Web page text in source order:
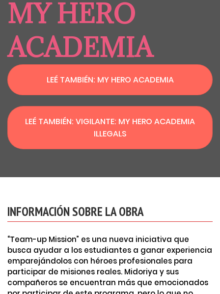
MY HERO
ACADEMIA
LEÉ TAMBIÉN: MY HERO ACADEMIA
LEÉ TAMBIÉN: VIGILANTE: MY HERO ACADEMIA
ILLEGALS
INFORMACIÓN SOBRE LA OBRA
“Team-up Mission” es una nueva iniciativa que
busca ayudar a los estudiantes a ganar experiencia
emparejándolos con héroes profesionales para
participar de misiones reales. Midoriya y sus
compañeros se encuentran más que emocionados